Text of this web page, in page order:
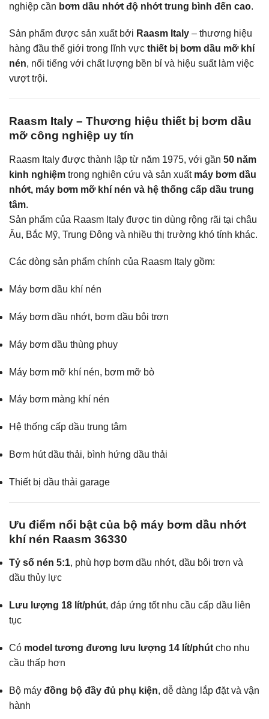
nghiệp cần bơm dầu nhớt độ nhớt trung bình đến cao.
Sản phẩm được sản xuất bởi Raasm Italy – thương hiệu
hàng đầu thế giới trong lĩnh vực thiết bị bơm dầu mỡ khí
nén, nổi tiếng với chất lượng bền bỉ và hiệu suất làm việc
vượt trội.
Raasm Italy – Thương hiệu thiết bị bơm dầu
mỡ công nghiệp uy tín
Raasm Italy được thành lập từ năm 1975, với gần 50 năm
kinh nghiệm trong nghiên cứu và sản xuất máy bơm dầu
nhớt, máy bơm mỡ khí nén và hệ thống cấp dầu trung
tâm.
Sản phẩm của Raasm Italy được tin dùng rộng rãi tại châu
Âu, Bắc Mỹ, Trung Đông và nhiều thị trường khó tính khác.
Các dòng sản phẩm chính của Raasm Italy gồm:
Máy bơm dầu khí nén
Máy bơm dầu nhớt, bơm dầu bôi trơn
Máy bơm dầu thùng phuy
Máy bơm mỡ khí nén, bơm mỡ bò
Máy bơm màng khí nén
Hệ thống cấp dầu trung tâm
Bơm hút dầu thải, bình hứng dầu thải
Thiết bị dầu thải garage
Ưu điểm nổi bật của bộ máy bơm dầu nhớt
khí nén Raasm 36330
Tỷ số nén 5:1, phù hợp bơm dầu nhớt, dầu bôi trơn và
dầu thủy lực
Lưu lượng 18 lít/phút, đáp ứng tốt nhu cầu cấp dầu liên
tục
Có model tương đương lưu lượng 14 lít/phút cho nhu
cầu thấp hơn
Bộ máy đồng bộ đầy đủ phụ kiện, dễ dàng lắp đặt và vận
hành